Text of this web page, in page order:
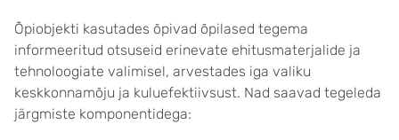
Õpiobjekti kasutades õpivad õpilased tegema
informeeritud otsuseid erinevate ehitusmaterjalide ja
tehnoloogiate valimisel, arvestades iga valiku
keskkonnamõju ja kuluefektiivsust. Nad saavad tegeleda
järgmiste komponentidega: